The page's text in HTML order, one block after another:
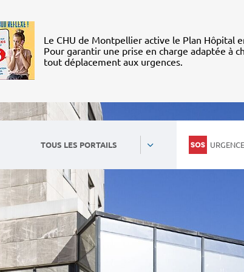
Le CHU de Montpellier active le Plan Hôpital
Pour garantir une prise en charge adaptée à
tout déplacement aux urgences.
TOUS LES PORTAILS